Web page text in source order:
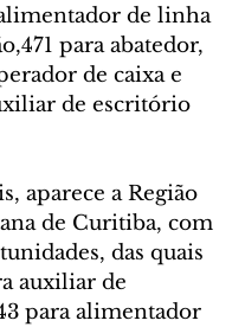
de linha
para abatedor,
de caixa e
de escritório
aparece a Região
de Curitiba, com
das quais
auxiliar de
para alimentador